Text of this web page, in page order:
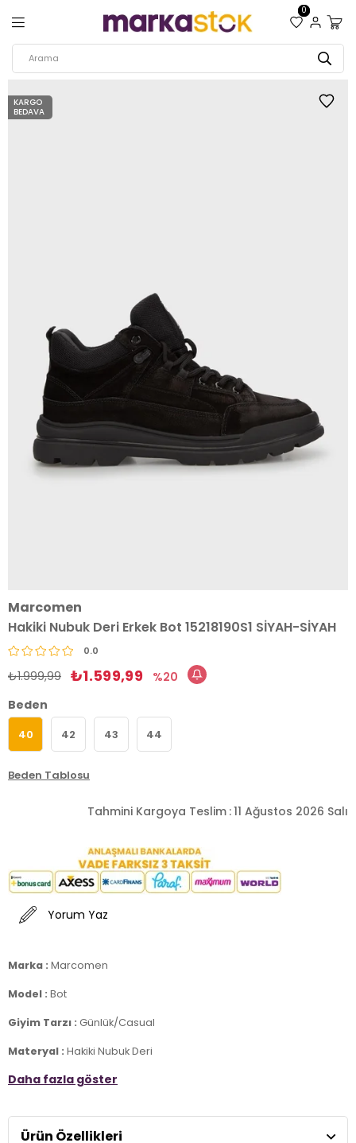
0
KARGO
BEDAVA
Marcomen
Hakiki Nubuk Deri Erkek Bot 15218190S1 SİYAH-SİYAH
0.0
₺1.999,99 ₺1.599,99
20
Beden
40 42 43 44
Beden Tablosu
Tahmini Kargoya Teslim :11 Ağustos 2026 Salı
Yorum Yaz
Marka : Marcomen
Model : Bot
Giyim Tarzı : Günlük/Casual
Materyal : Hakiki Nubuk Deri
Kapama Bilgisi :Bağcıklı
Taban Kalınlığı :&4 cm
Daha fazla göster
Ürün Özellikleri